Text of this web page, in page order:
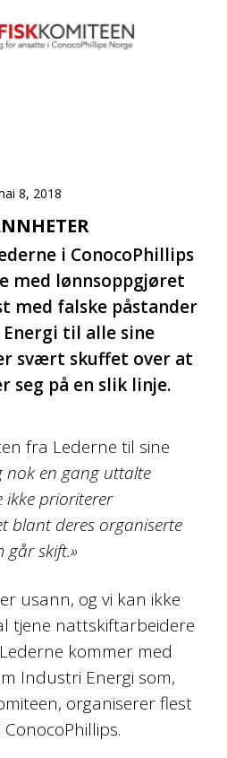
8, 2018
i ConocoPhillips
med lønnsoppgjøret
med falske påstander
til alle sine
svært skuffet over at
seg på en slik linje.
fra Lederne til sine
nok en gang uttalte
ikke prioriterer
blant deres organiserte
går skift.»
usann, og vi kan ikke
tjene nattskiftarbeidere
kommer med
Industri Energi som,
organiserer flest